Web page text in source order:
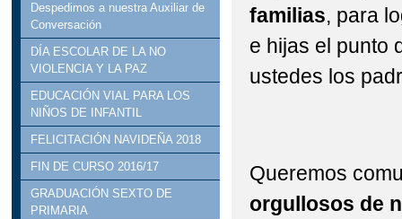
Despedimos a nuestra Auxiliar de
Conversación
DÍA ESCOLAR DE LA NO
VIOLENCIA Y LA PAZ
EDUCACIÓN VIAL PARA LOS
NIÑOS DE INFANTIL
FELICITACIÓN NAVIDEÑA 2018
FIN DE CURSO 2016/17
GRADUACIÓN SEXTO DE
PRIMARIA
familias, para
e hijas el punto
ustedes los
Queremos
orgullosos de